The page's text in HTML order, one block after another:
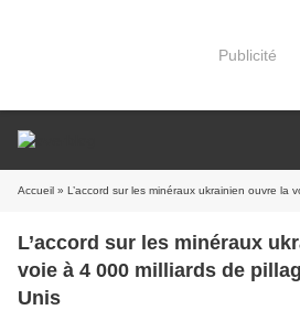
Publicité
Accueil » L’accord sur les minéraux ukrainien ouvre la voie à 4
L’accord sur les minéraux
voie à 4 000 milliards de
Unis